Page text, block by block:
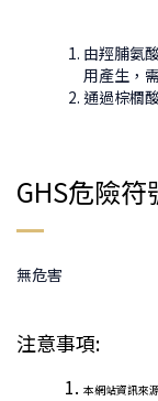
由羥脯氨
用產生，
通過棕櫚
GHS危險
無危害
注意事項:
本網站資訊來